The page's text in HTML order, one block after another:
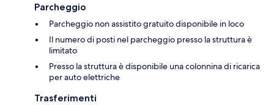
Parcheggio
Parcheggio non assistito gratuito disponibile in loco
Il numero di posti nel parcheggio presso la struttura è
limitato
Presso la struttura è disponibile una colonnina di ricarica
per auto elettriche
Trasferimenti